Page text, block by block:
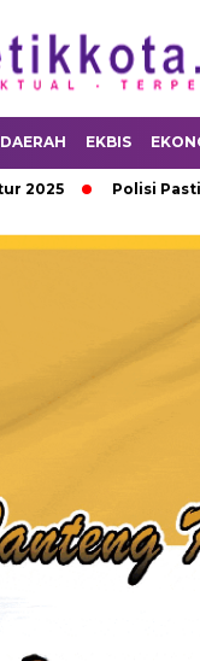
DAERAH EKBIS
Polisi Pastikan Bayi